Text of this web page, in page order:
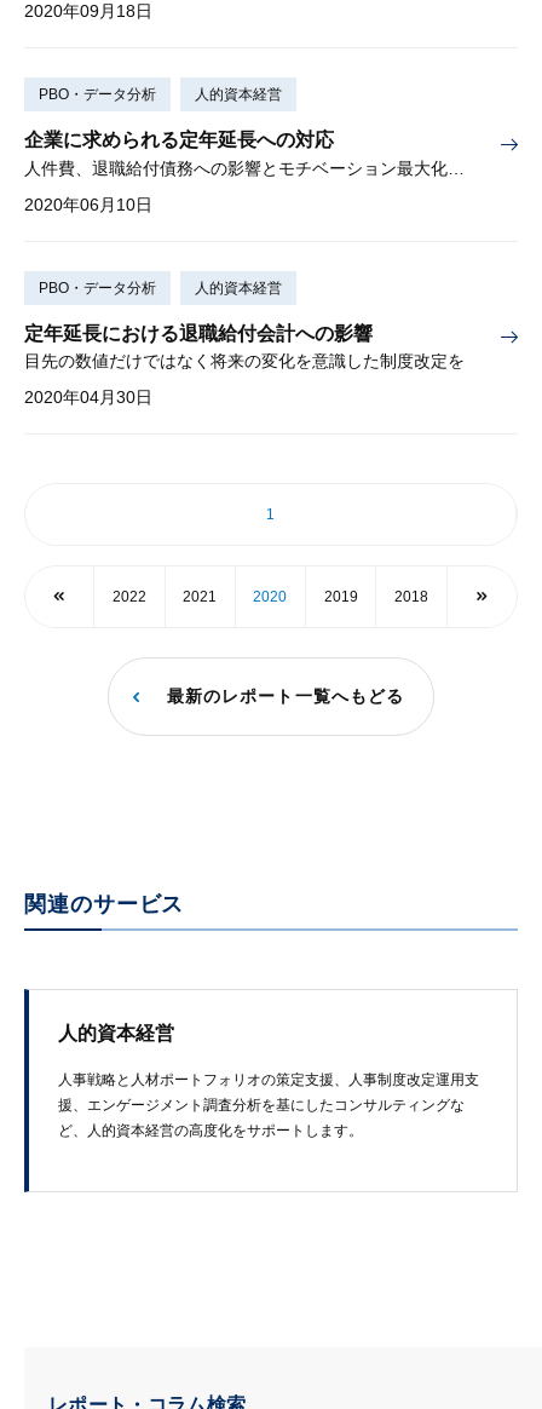
2020年09月18日
PBO・データ分析 人的資本経営
企業に求められる定年延長への対応
2020年06月10日
PBO・データ分析 人的資本経営
定年延長における退職給付会計への影響
目先の数値だけではなく将来の変化を意識した制度改定を
2020年04月30日
1
2022 2021 2020 2019 2018
最新のレポート一覧へもどる
関連のサービス
人的資本経営
人事戦略と人材ポートフォリオの策定支援、人事制度改定運用支
援、エンゲージメント調査分析を基にしたコンサルティングな
ど、人的資本経営の高度化をサポートします。
レポート・コラム検索